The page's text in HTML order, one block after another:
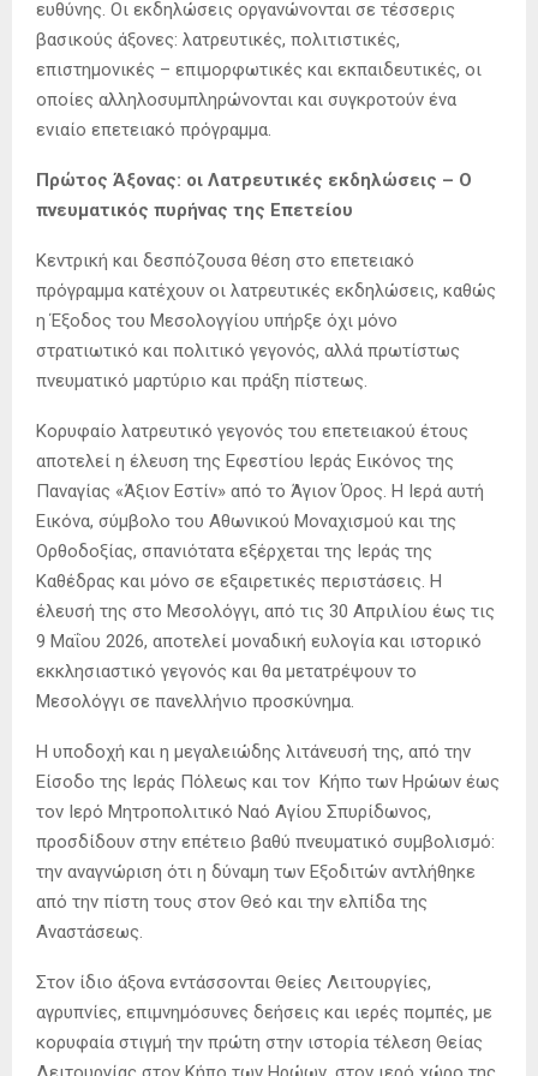
ευθύνης. Οι εκδηλώσεις οργανώνονται σε τέσσερις
βασικούς άξονες: λατρευτικές, πολιτιστικές,
επιστημονικές – επιμορφωτικές και εκπαιδευτικές, οι
οποίες αλληλοσυμπληρώνονται και συγκροτούν ένα
ενιαίο επετειακό πρόγραμμα.
Πρώτος Άξονας: οι Λατρευτικές εκδηλώσεις – Ο
πνευματικός πυρήνας της Επετείου
Κεντρική και δεσπόζουσα θέση στο επετειακό
πρόγραμμα κατέχουν οι λατρευτικές εκδηλώσεις, καθώς
η Έξοδος του Μεσολογγίου υπήρξε όχι μόνο
στρατιωτικό και πολιτικό γεγονός, αλλά πρωτίστως
πνευματικό μαρτύριο και πράξη πίστεως.
Κορυφαίο λατρευτικό γεγονός του επετειακού έτους
αποτελεί η έλευση της Εφεστίου Ιεράς Εικόνος της
Παναγίας «Άξιον Εστίν» από το Άγιον Όρος. Η Ιερά αυτή
Εικόνα, σύμβολο του Αθωνικού Μοναχισμού και της
Ορθοδοξίας, σπανιότατα εξέρχεται της Ιεράς της
Καθέδρας και μόνο σε εξαιρετικές περιστάσεις. Η
έλευσή της στο Μεσολόγγι, από τις 30 Απριλίου έως τις
9 Μαΐου 2026, αποτελεί μοναδική ευλογία και ιστορικό
εκκλησιαστικό γεγονός και θα μετατρέψουν το
Μεσολόγγι σε πανελλήνιο προσκύνημα.
Η υποδοχή και η μεγαλειώδης λιτάνευσή της, από την
Είσοδο της Ιεράς Πόλεως και τον Κήπο των Ηρώων έως
τον Ιερό Μητροπολιτικό Ναό Αγίου Σπυρίδωνος,
προσδίδουν στην επέτειο βαθύ πνευματικό συμβολισμό:
την αναγνώριση ότι η δύναμη των Εξοδιτών αντλήθηκε
από την πίστη τους στον Θεό και την ελπίδα της
Αναστάσεως.
Στον ίδιο άξονα εντάσσονται Θείες Λειτουργίες,
αγρυπνίες, επιμνημόσυνες δεήσεις και ιερές πομπές, με
κορυφαία στιγμή την πρώτη στην ιστορία τέλεση Θείας